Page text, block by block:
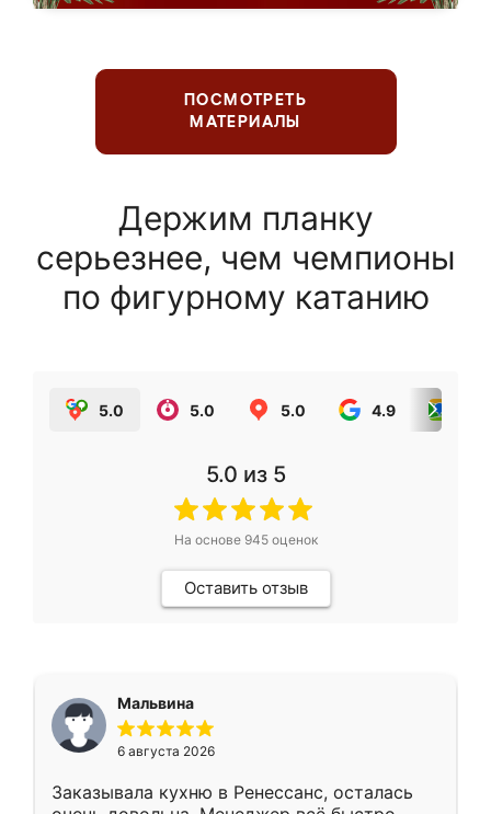
ПОСМОТРЕТЬ
МАТЕРИАЛЫ
Держим планку
серьезнее, чем чемпионы
по фигурному катанию
5.0 5.0 5.0 4.9
5.0 из 5
На основе 945оценок
Оставить отзыв
Мальвина
6 августа 2026
Заказывала кухню в Ренессанс, осталась